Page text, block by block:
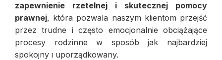
zapewnienie rzetelnej i skutecznej pomocy
prawnej, która pozwala naszym klientom przejść
przez trudne i często emocjonalnie obciążające
procesy rodzinne w sposób jak najbardziej
spokojny i uporządkowany.